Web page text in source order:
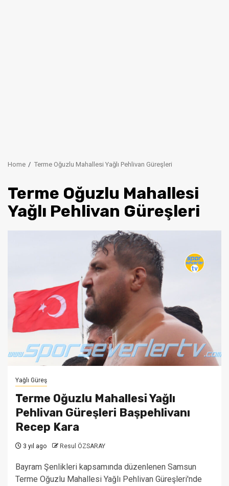
Home Terme Oğuzlu Mahallesi Yağlı Pehlivan Güreşleri
Terme Oğuzlu Mahallesi
Yağlı Pehlivan Güreşleri
Yağlı Güreş
Terme Oğuzlu Mahallesi Yağlı
Pehlivan Güreşleri Başpehlivanı
Recep Kara
3 yıl ago Resul ÖZSARAY
Bayram Şenlikleri kapsamında düzenlenen Samsun
Terme Oğuzlu Mahallesi Yağlı Pehlivan Güreşleri'nde